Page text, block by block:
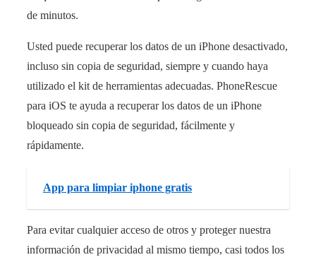
de minutos.
Usted puede recuperar los datos de un iPhone desactivado,
incluso sin copia de seguridad, siempre y cuando haya
utilizado el kit de herramientas adecuadas. PhoneRescue
para iOS te ayuda a recuperar los datos de un iPhone
bloqueado sin copia de seguridad, fácilmente y
rápidamente.
App para limpiar iphone gratis
Para evitar cualquier acceso de otros y proteger nuestra
información de privacidad al mismo tiempo, casi todos los